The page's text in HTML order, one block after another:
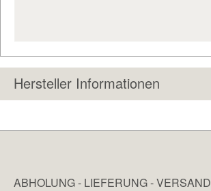
Hersteller Informationen
ABHOLUNG - LIEFERUNG - VERSAND